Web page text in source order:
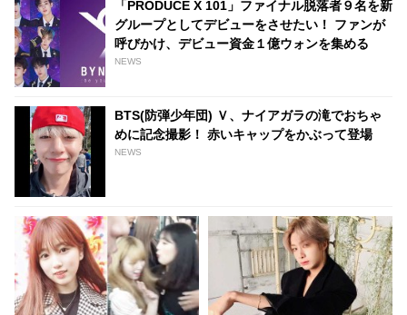
「PRODUCE X 101」ファイナル脱落者９名を新
グループとしてデビューをさせたい！ ファンが
呼びかけ、デビュー資金１億ウォンを集める
NEWS
BTS(防弾少年団) Ｖ、ナイアガラの滝でおちゃ
めに記念撮影！ 赤いキャップをかぶって登場
NEWS